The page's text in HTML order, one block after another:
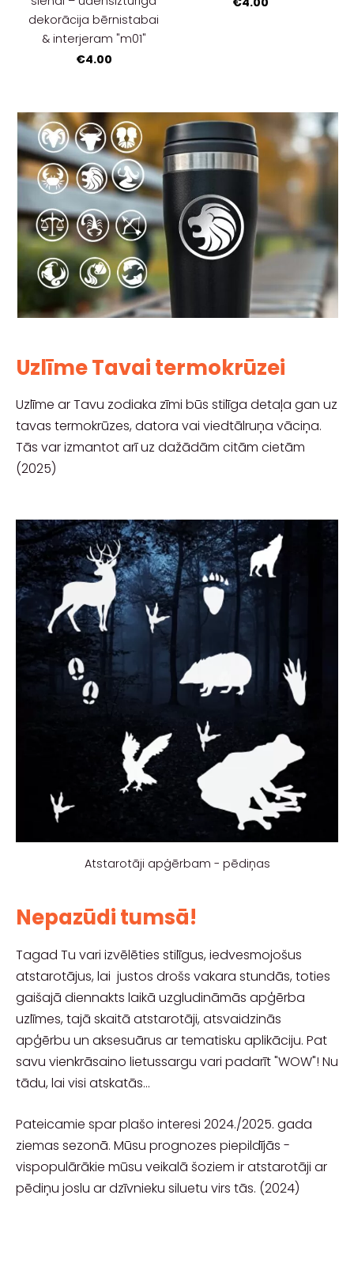
dekorācija bērnistabai
& interjeram "m01"
€4.00
Uzlīme Tavai termokrūzei
Uzlīme ar Tavu zodiaka zīmi būs stilīga detaļa gan uz
tavas termokrūzes, datora vai viedtālruņa vāciņa.
Tās var izmantot arī uz dažādām citām cietām
(2025)
Atstarotāji apģērbam - pēdiņas
Nepazūdi tumsā!
Tagad Tu vari izvēlēties stilīgus, iedvesmojošus
atstarotājus, lai justos drošs vakara stundās, toties
gaišajā diennakts laikā uzgludināmās apģērba
uzlīmes, tajā skaitā atstarotāji, atsvaidzinās
apģērbu un aksesuārus ar tematisku aplikāciju. Pat
savu vienkrāsaino lietussargu vari padarīt "WOW"! Nu
tādu, lai visi atskatās...
Pateicamie spar plašo interesi 2024./2025. gada
ziemas sezonā. Mūsu prognozes piepildījās -
vispopulārākie mūsu veikalā šoziem ir atstarotāji ar
pēdiņu joslu ar dzīvnieku siluetu virs tās. (2024)